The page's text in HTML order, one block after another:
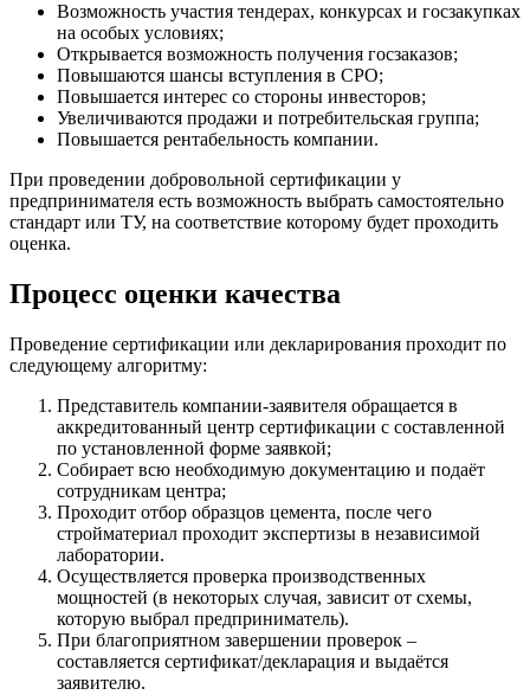
Возможность участия тендерах, конкурсах и госзакупках
на особых условиях;
Открывается возможность получения госзаказов;
Повышаются шансы вступления в СРО;
Повышается интерес со стороны инвесторов;
Увеличиваются продажи и потребительская группа;
Повышается рентабельность компании.
При проведении добровольной сертификации у
предпринимателя есть возможность выбрать самостоятельно
стандарт или ТУ, на соответствие которому будет проходить
оценка.
Процесс оценки качества
Проведение сертификации или декларирования проходит по
следующему алгоритму:
Представитель компании-заявителя обращается в
аккредитованный центр сертификации с составленной
по установленной форме заявкой;
Собирает всю необходимую документацию и подаёт
сотрудникам центра;
Проходит отбор образцов цемента, после чего
стройматериал проходит экспертизы в независимой
лаборатории.
Осуществляется проверка производственных
мощностей (в некоторых случая, зависит от схемы,
которую выбрал предприниматель).
При благоприятном завершении проверок –
составляется сертификат/декларация и выдаётся
заявителю.